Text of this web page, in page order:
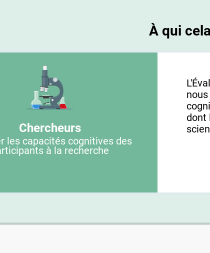
À qui
Chercheurs
les capacités cognitives des
à la recherche
dont